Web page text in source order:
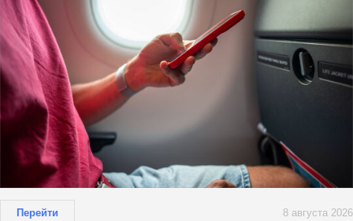
Перейти 8 августа 2026